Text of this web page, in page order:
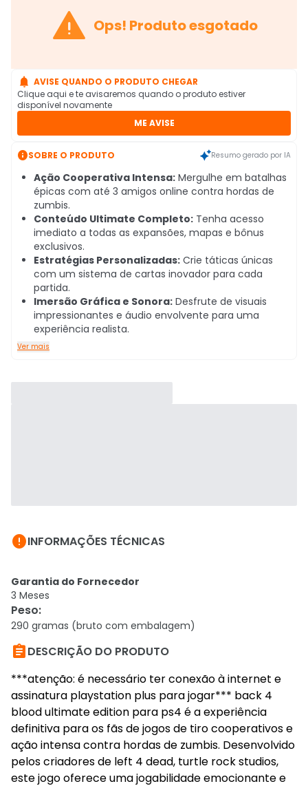
 Ops! Produto esgotado
 AVISE QUANDO O PRODUTO CHEGAR
Clique aqui e te avisaremos quando o produto estiver
disponível novamente
ME AVISE
SOBRE O PRODUTO Resumo gerado por IA
Ação Cooperativa Intensa: Mergulhe em batalhas
épicas com até 3 amigos online contra hordas de
zumbis.
Conteúdo Ultimate Completo: Tenha acesso
imediato a todas as expansões, mapas e bônus
exclusivos.
Estratégias Personalizadas: Crie táticas únicas
com um sistema de cartas inovador para cada
partida.
Imersão Gráfica e Sonora: Desfrute de visuais
impressionantes e áudio envolvente para uma
experiência realista.
Ver mais
INFORMAÇÕES TÉCNICAS
Garantia do Fornecedor
3 Meses
Peso:
290 gramas (bruto com embalagem)
DESCRIÇÃO DO PRODUTO
***atenção: é necessário ter conexão à internet e
assinatura playstation plus para jogar*** back 4
blood ultimate edition para ps4 é a experiência
definitiva para os fãs de jogos de tiro cooperativos e
ação intensa contra hordas de zumbis. Desenvolvido
pelos criadores de left 4 dead, turtle rock studios,
este jogo oferece uma jogabilidade emocionante e